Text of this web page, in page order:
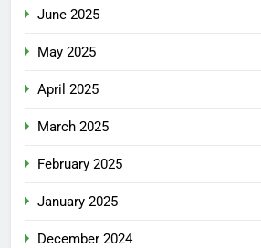
June 2025
May 2025
April 2025
March 2025
February 2025
January 2025
December 2024